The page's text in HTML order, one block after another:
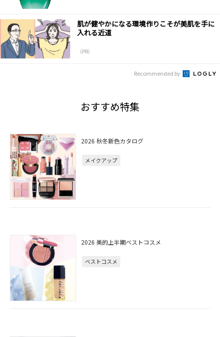
肌が健やかになる環境作りこそが美肌を手に
入れる近道
（PR）
Recommended by
おすすめ特集
2026 秋冬新色カタログ
メイクアップ
2026 美的上半期ベストコスメ
ベストコスメ